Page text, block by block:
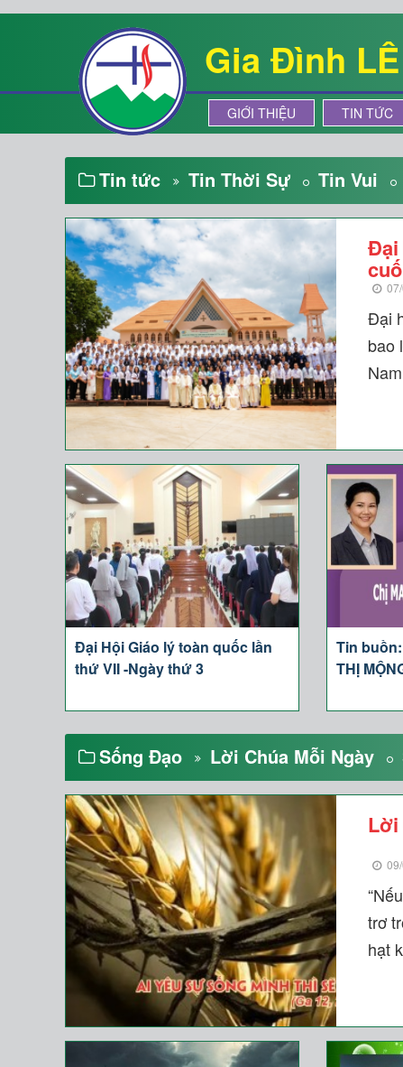
Gia Đình
GIỚI THIỆU TIN TỨC
Tin tức Tin Thời Sự Tin Vui
Đại
Đại
bao
Đại Hội Giáo lý toàn quốc lần
thứ VII -Ngày thứ 3
Tin
THỊ
Sống Đạo Lời Chúa Mỗi Ngày
Lời
trơ
hạt